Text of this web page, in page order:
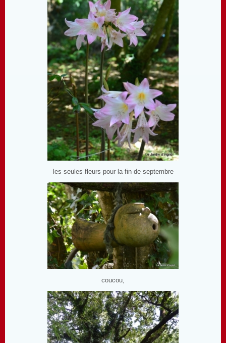
les seules fleurs pour la fin de septembre
coucou,